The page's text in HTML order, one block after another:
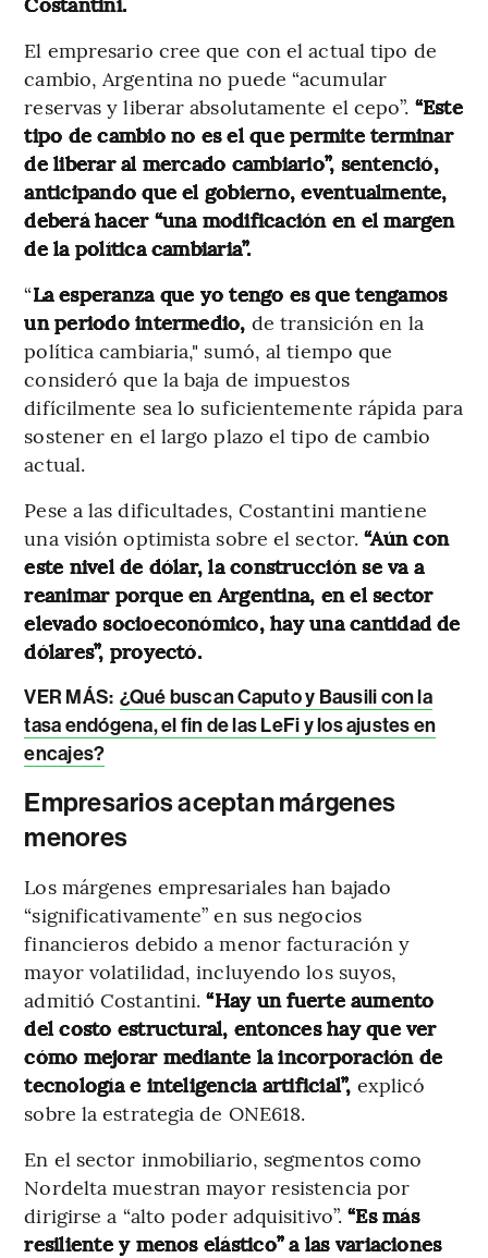
El empresario cree que con el actual tipo de
cambio, Argentina no puede “acumular
reservas y liberar absolutamente el cepo”. “Este
tipo de cambio no es el que permite terminar
de liberar al mercado cambiario”, sentenció,
anticipando que el gobierno, eventualmente,
deberá hacer “una modificación en el margen
de la política cambiaria”.
“La esperanza que yo tengo es que tengamos
un periodo intermedio, de transición en la
política cambiaria," sumó, al tiempo que
consideró que la baja de impuestos
difícilmente sea lo suficientemente rápida para
sostener en el largo plazo el tipo de cambio
actual.
Pese a las dificultades, Costantini mantiene
una visión optimista sobre el sector.“Aún con
este nivel de dólar, la construcción se va a
reanimar porque en Argentina, en el sector
elevado socioeconómico, hay una cantidad de
dólares”, proyectó.
VER MÁS: ¿Qué buscan Caputo y Bausili con la
tasa endógena, el fin de las LeFi y los ajustes en
encajes?
Empresarios aceptan márgenes
menores
Los márgenes empresariales han bajado
“significativamente” en sus negocios
financieros debido a menor facturación y
mayor volatilidad, incluyendo los suyos,
admitió Costantini.“Hay un fuerte aumento
del costo estructural, entonces hay que ver
cómo mejorar mediante la incorporación de
tecnología e inteligencia artificial”, explicó
sobre la estrategia de ONE618.
En el sector inmobiliario, segmentos como
Nordelta muestran mayor resistencia por
dirigirse a “alto poder adquisitivo”.“Es más
resiliente y menos elástico” a las variaciones